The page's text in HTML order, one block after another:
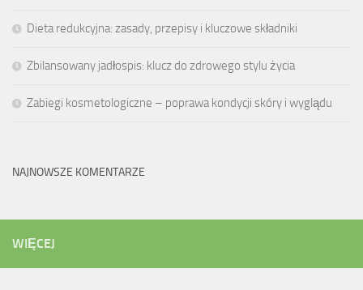
Dieta redukcyjna: zasady, przepisy i kluczowe składniki
Zbilansowany jadłospis: klucz do zdrowego stylu życia
Zabiegi kosmetologiczne – poprawa kondycji skóry i wyglądu
NAJNOWSZE KOMENTARZE
WIĘCEJ